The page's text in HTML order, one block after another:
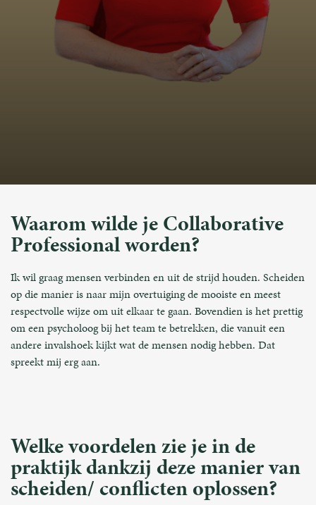
Waarom wilde je Collaborative
Professional worden?
Ik wil graag mensen verbinden en uit de strijd houden. Scheiden
op die manier is naar mijn overtuiging de mooiste en meest
respectvolle wijze om uit elkaar te gaan. Bovendien is het prettig
om een psycholoog bij het team te betrekken, die vanuit een
andere invalshoek kijkt wat de mensen nodig hebben. Dat
spreekt mij erg aan.
Welke voordelen zie je in de
praktijk dankzij deze manier van
scheiden/ conflicten oplossen?